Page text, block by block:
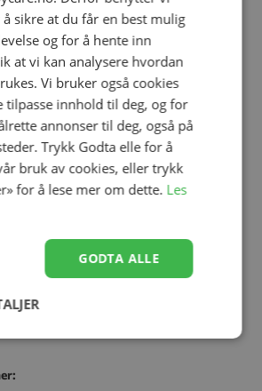
Helledussen, Deep Oak
kr 167,40
Helledussen, Navy
kr 167,40
skjorte med motiv av kule legohoder med
god passform og er laget av god
sikre at du får en best mulig
og for å hente inn
at vi kan analysere hvordan
Vi bruker også cookies
tilpasse innhold til deg, og for
annonser til deg, også på
Trykk Godta elle for å
bruk av cookies, eller trykk
for å lese mer om dette. Les
GODTA ALLE